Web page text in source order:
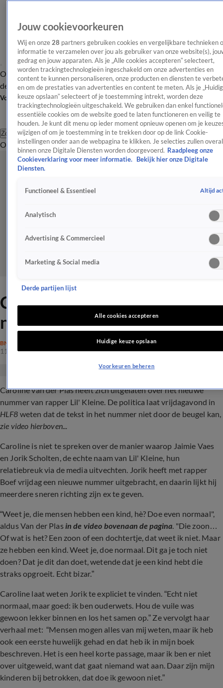
OverzichtAfleveringen Entertainment TV Algemeen
Tip
de redactieNieuwsbrief
Volg Shownieuws
Zoeken
OverzichtEntertainmentSpraakmakendRealityCrimeVideo's
Caroline van der Plas sneert
naar Lil' Kleine
BN'ERS
11 feb 2023, 10:46
Caroline van der Plas heeft zich uitgelaten over het nieuwe
nummer van rapper Lil' Kleine. De politica laat vrijdagavond in
HLF8 weten dat de tekst in het nummer niet door de beugel kan,
zie video hierboven...
Caroline is niet te spreken over de manier waarop Jaimie Vaes
en Jorik Scholten, de echte naam van Lil' Kleine, hun
relatiebreuk via de media uitvechten. Jorik heeft met rapper
Boef vrijdag een nieuwe nummer uitgebracht, en daarin lijkt hij
meerdere sneren richting zijn ex te geven.
“Weet je, die mensen hebben een kind, hè? Doe even normaal",
aldus Van der Plas in de video bovenaan de pagina. "Die zoon…
Of wat is het? Een zoon of een dochtertje, dat weet ik niet. Maar
ze hebben een kind. Weet je, doe normaal. Dit ga je toch niet
doen? Dat je dit dan doet, wetende dat je een kind hebt die
straks opgroeit. Echt bizar.”
Caroline laat weten Jorik te expliciet te vinden. “Echt niet
normaal, maar goed: ik ben ouderwets. Hou de vuile was
gewoon lekker binnen en los het samen op.” Ze vervolgt haar
verhaal met: “Mensen mogen alles van mij weten, maar ik heb
ook een eerste huwelijk gehad en dat heb ik in mijn boek
beschreven. Het is een heel korte passage, maar ik ben er niet
over uitgeweid, want dat gaat niemand wat aan. Daar zijn mijn
kinderen bij betrokken, dat doe ik gewoon niet.”
Jouw cookievoorkeuren
Wij en onze 28 partners gebruiken cookies en vergelijkbare technieken
informatie te verzamelen over jou als gebruiker van onze website(s),
gedrag en jouw apparaten. Als je „Alle cookies accepteren” selecteert,
worden trackingtechnologieën ingeschakeld om onze advertenties en
content te kunnen personaliseren, onze producten en diensten te
en om de prestaties van advertenties en content te meten. Als je
keuze opslaan” selecteert of je toestemming intrekt, worden deze
trackingtechnologieën uitgeschakeld. We gebruiken dan enkel
essentiële cookies om de website goed te laten functioneren en veilig te
houden. Je kunt dit menu op ieder moment opnieuw openen om je
wijzigen of om je toestemming in te trekken door op de link Cookie-
instellingen onder aan de webpagina te klikken. Je selecties zullen overal
binnen onze Digitale Diensten worden doorgevoerd. Raadpleeg onze
Cookieverklaring voor meer informatie.
Bekijk hier onze Digitale
Diensten.
Functioneel & Essentieel Altijd
Analytisch
Advertising & Commercieel
Marketing & Social media
Derde partijen lijst
Alle cookies accepteren
Huidige keuze opslaan
Voorkeuren beheren